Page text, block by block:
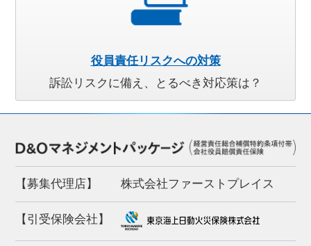
役員責任リスクへの対策
訴訟リスクに備え、とるべき対応策は？
【募集代理店】 株式会社ファーストプレイス
【引受保険会社】